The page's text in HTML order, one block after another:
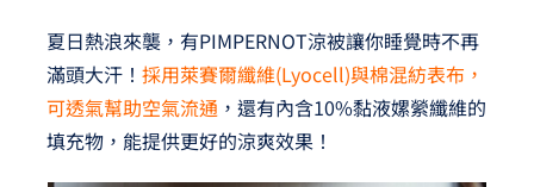
夏日熱浪來襲，有PIMPERNOT涼被讓你睡覺時不再
滿頭大汗！ 採用萊賽爾纖維(Lyocell)與棉混紡表布，
可透氣幫助空氣流通，還有內含10%黏液嫘縈纖維的
填充物，能提供更好的涼爽效果！